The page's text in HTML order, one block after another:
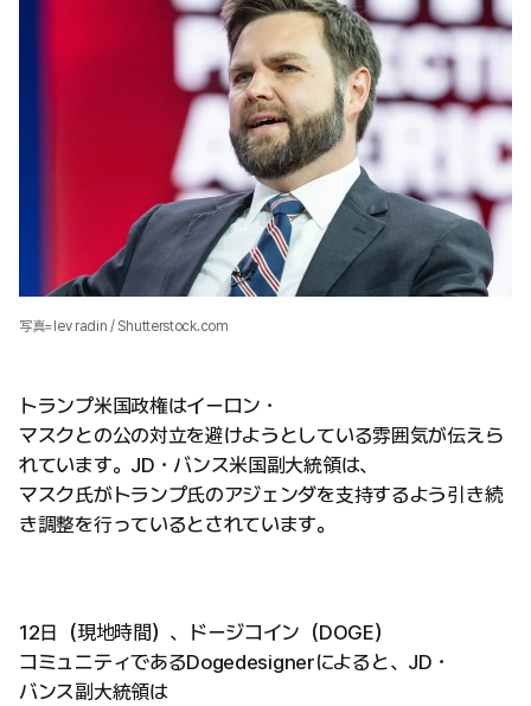
写真=lev radin / Shutterstock.com
トランプ米国政権はイーロン・
マスクとの公の対立を避けようとしている雰囲気が伝えら
れています。JD・バンス米国副大統領は、
マスク氏がトランプ氏のアジェンダを支持するよう引き続
き調整を行っているとされています。
12日（現地時間）、ドージコイン（DOGE）
コミュニティであるDogedesignerによると、JD・
バンス副大統領は